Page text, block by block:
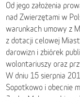
Od jego założenia
nad Zwierzętami w
warunkach umowy z
z dotacji celowej
darowizn i zbiórek
wolontariuszy oraz
W dniu 15 sierpnia
Sopotkowo i obecnie